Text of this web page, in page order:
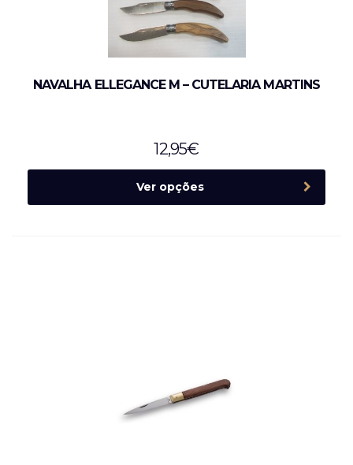
NAVALHA ELLEGANCE M – CUTELARIA MARTINS
12,95€
Ver opções